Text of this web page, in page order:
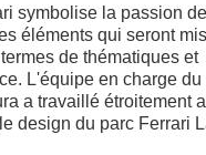
symbolise la passion
éléments qui seront
de thématiques et
L'équipe en charge du
a travaillé étroitement
design du parc Ferrari